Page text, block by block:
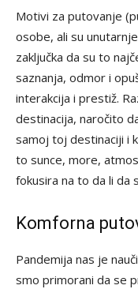
Motivi za putovanje
osobe, ali su
zaključka da su to
saznanja, odmor i
interakcija i prestiž.
destinacija, naročito
samoj toj destinaciji i
to sunce, more,
fokusira na to da li da
Komforna
Pandemija nas je
smo primorani da se